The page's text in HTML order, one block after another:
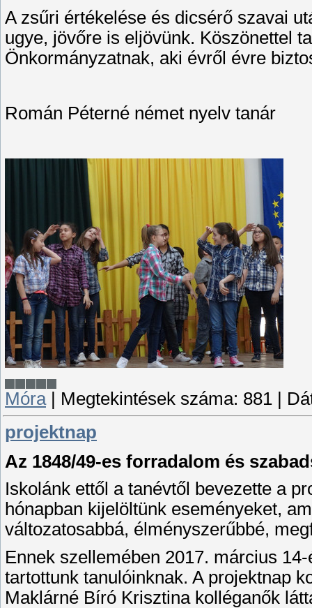
A zsűri értékelése és dicsérő szavai
ugye, jövőre is eljövünk. Köszönettel
Önkormányzatnak, aki évről évre
Román Péterné német nyelv tanár
Móra| Megtekintések száma: 881
projektnap
Az 1848/49-es forradalom és
Iskolánk ettől a tanévtől bevezette a
hónapban kijelöltünk eseményeket,
változatosabbá, élményszerűbbé,
Ennek szellemében 2017. március
tartottunk tanulóinknak. A projektnap
Maklárné Bíró Krisztina kolléganők